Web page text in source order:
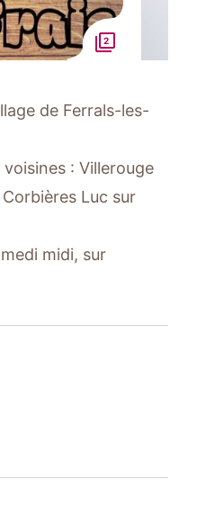
2
de Ferrals-les-
: Villerouge
Luc sur
midi, sur